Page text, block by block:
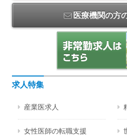
医療機関の方
求人特集
産業医求人
女性医師の転職支援